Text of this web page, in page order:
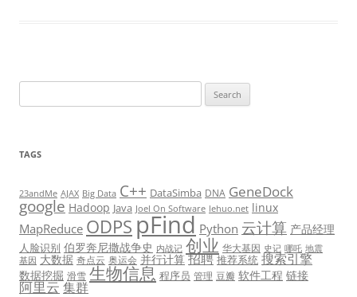
for:
TAGS
23andMe AJAX Big Data C++ DataSimba DNA GeneDock
google Hadoop Java Joel On Software lehuo.net linux
MapReduce ODPS pFind Python 云计算 产品经理
人脸识别 伯罗奔尼撒战争史 内战记 创业 华大基因 史记 哪吒 地震
基因 大数据 奇点云 奥运会 并行计算 招聘 推荐系统 搜索引擎
数据挖掘 滑雪 生物信息 程序员 管理 豆瓣 软件工程 链接
阿里云集群